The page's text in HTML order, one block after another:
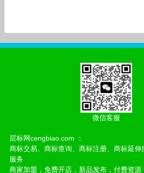
微信客服
层标网cengbiao.com ：
商标交易、商标查询、商标注册、商标延
服务
商家加盟，免费开店，新品发布，付费资